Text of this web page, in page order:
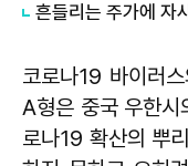
흔들리는 주가에 자
코로나19 바이러
A형은 중국 우한시
로나19 확산의 뿌